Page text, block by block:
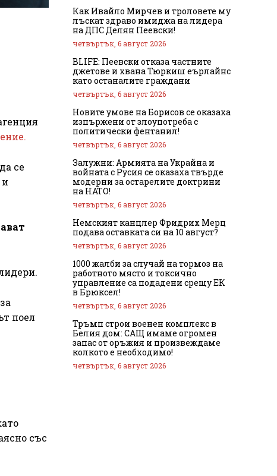
се
поел
със
Как Ивайло Мирчев и троловете му
лъскат здраво имиджа на лидера
на ДПС Делян Пеевски!
четвъртък, 6 август 2026
BLIFE: Пеевски отказа частните
джетове и хвана Тюркиш еърлайнс
като останалите граждани
четвъртък, 6 август 2026
Новите умове на Борисов се оказаха
изпържени от злоупотреба с
политически фентанил!
четвъртък, 6 август 2026
Залужни: Армията на Украйна и
войната с Русия се оказаха твърде
модерни за остарелите доктрини
на НАТО!
четвъртък, 6 август 2026
Немският канцлер Фридрих Мерц
подава оставката си на 10 август?
четвъртък, 6 август 2026
1000 жалби за случай на тормоз на
работното място и токсично
управление са подадени срещу ЕК
в Брюксел!
четвъртък, 6 август 2026
Тръмп строи военен комплекс в
Белия дом: САЩ имаме огромен
запас от оръжия и произвеждаме
колкото е необходимо!
четвъртък, 6 август 2026